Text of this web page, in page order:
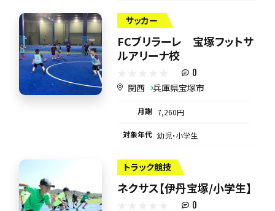
サッカー
FCブリラーレ 宝塚フットサ
ルアリーナ校
0
関西 兵庫県宝塚市
月謝 7,260円
対象年代 幼児・小学生
トラック競技
ネクサス【伊丹宝塚/小学生】
0